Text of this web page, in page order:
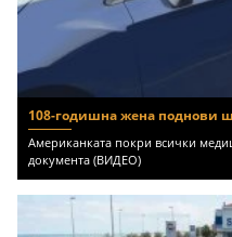
108-годишна жена поднови
Американката покри всички
документа (ВИДЕО)